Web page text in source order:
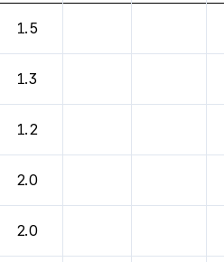
1.5
1.3
1.2
2.0
2.0